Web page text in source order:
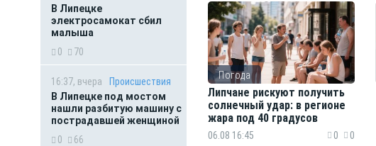
В Липецке
электросамокат сбил
малыша
0
70
16:37, вчера
Происшествия
В Липецке под мостом
нашли разбитую машину с
пострадавшей женщиной
0
66
Погода
Липчане рискуют получить
солнечный удар: в регионе
жара под 40 градусов
06.08 16:45 0 0